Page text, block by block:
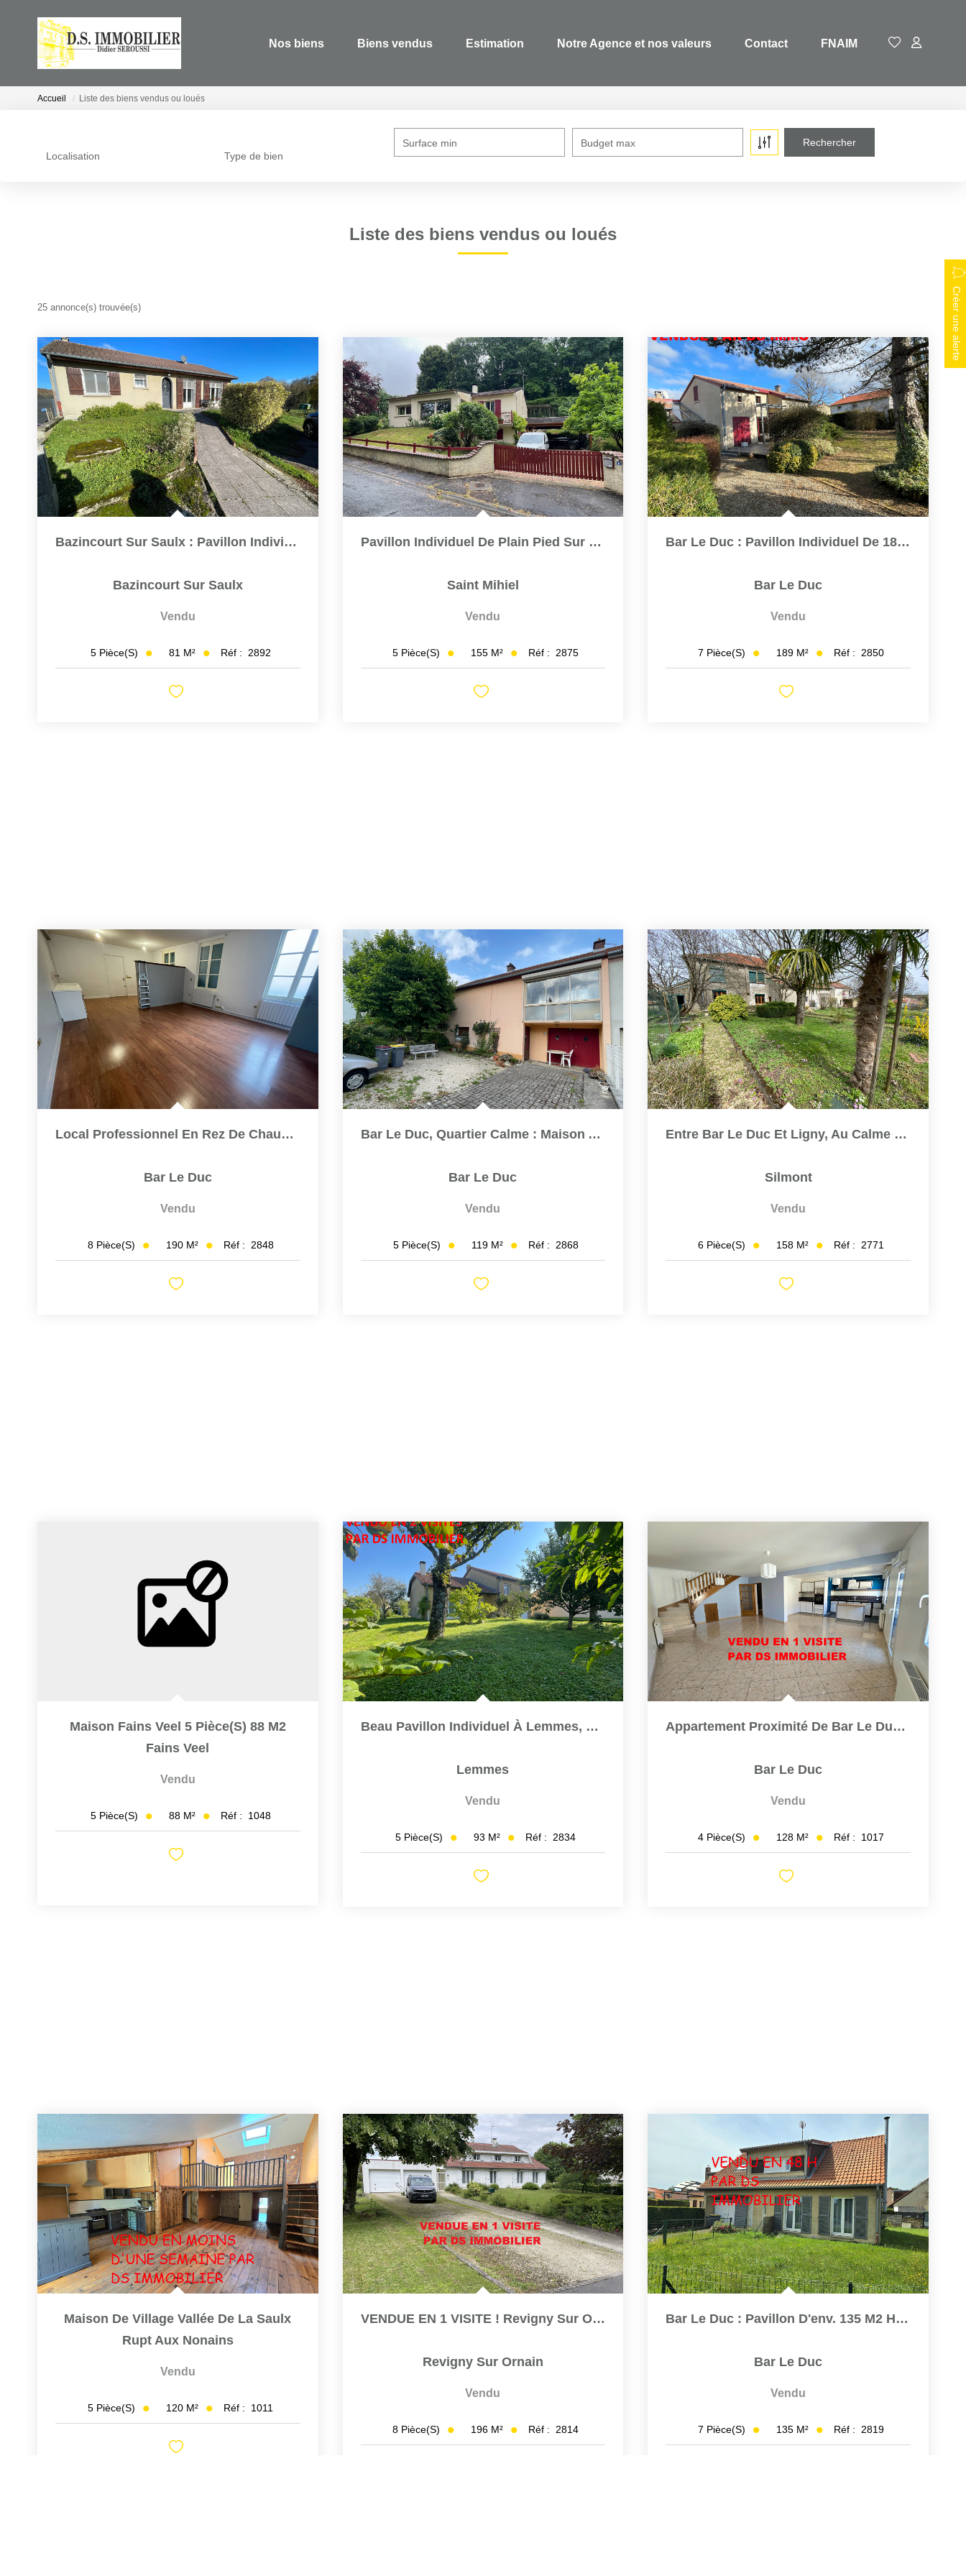
Nos biens Biens vendus Estimation Notre Agence et nos valeurs Contact FNAIM
Accueil Liste des biens vendus ou loués
Localisation Type de bien
Surface min Budget max
Liste des biens vendus ou loués
Créer une alerte
25 annonce(s) trouvée(s)
Bazincourt Sur Saulx : Pavillon Individuel De Plain Pied...
Bazincourt Sur Saulx
Vendu
5 Pièce(s) 81 M² Réf : 2892
Pavillon Individuel De Plain Pied Sur Sous-Sol Dans Un...
Saint Mihiel
Vendu
5 Pièce(s) 155 M² Réf : 2875
Bar Le Duc : Pavillon Individuel De 180 M2 De Plain Pied
Bar Le Duc
Vendu
7 Pièce(s) 189 M² Réf : 2850
Local Professionnel En Rez De Chaussée Et Centre Vile De...
Bar Le Duc
Vendu
8 Pièce(s) 190 M² Réf : 2848
Bar Le Duc, Quartier Calme : Maison Avec Garage Et Jardin...
Bar Le Duc
Vendu
5 Pièce(s) 119 M² Réf : 2868
Entre Bar Le Duc Et Ligny, Au Calme : Maison Style Ferme À...
Silmont
Vendu
6 Pièce(s) 158 M² Réf : 2771
Maison Fains Veel 5 Pièce(s) 88 M2
Fains Veel
Vendu
5 Pièce(s) 88 M² Réf : 1048
Beau Pavillon Individuel À Lemmes, Entre Bar Le Duc Et...
Lemmes
Vendu
5 Pièce(s) 93 M² Réf : 2834
Appartement Proximité De Bar Le Duc 4 Pièce(s) 128 M2
Bar Le Duc
Vendu
4 Pièce(s) 128 M² Réf : 1017
Maison De Village Vallée De La Saulx
Rupt Aux Nonains
Vendu
5 Pièce(s) 120 M² Réf : 1011
VENDUE EN 1 VISITE ! Revigny Sur Ornain, Au Calme :...
Revigny Sur Ornain
Vendu
8 Pièce(s) 196 M² Réf : 2814
Bar Le Duc : Pavillon D'env. 135 M2 Hab. Sur Un Terrain...
Bar Le Duc
Vendu
7 Pièce(s) 135 M² Réf : 2819